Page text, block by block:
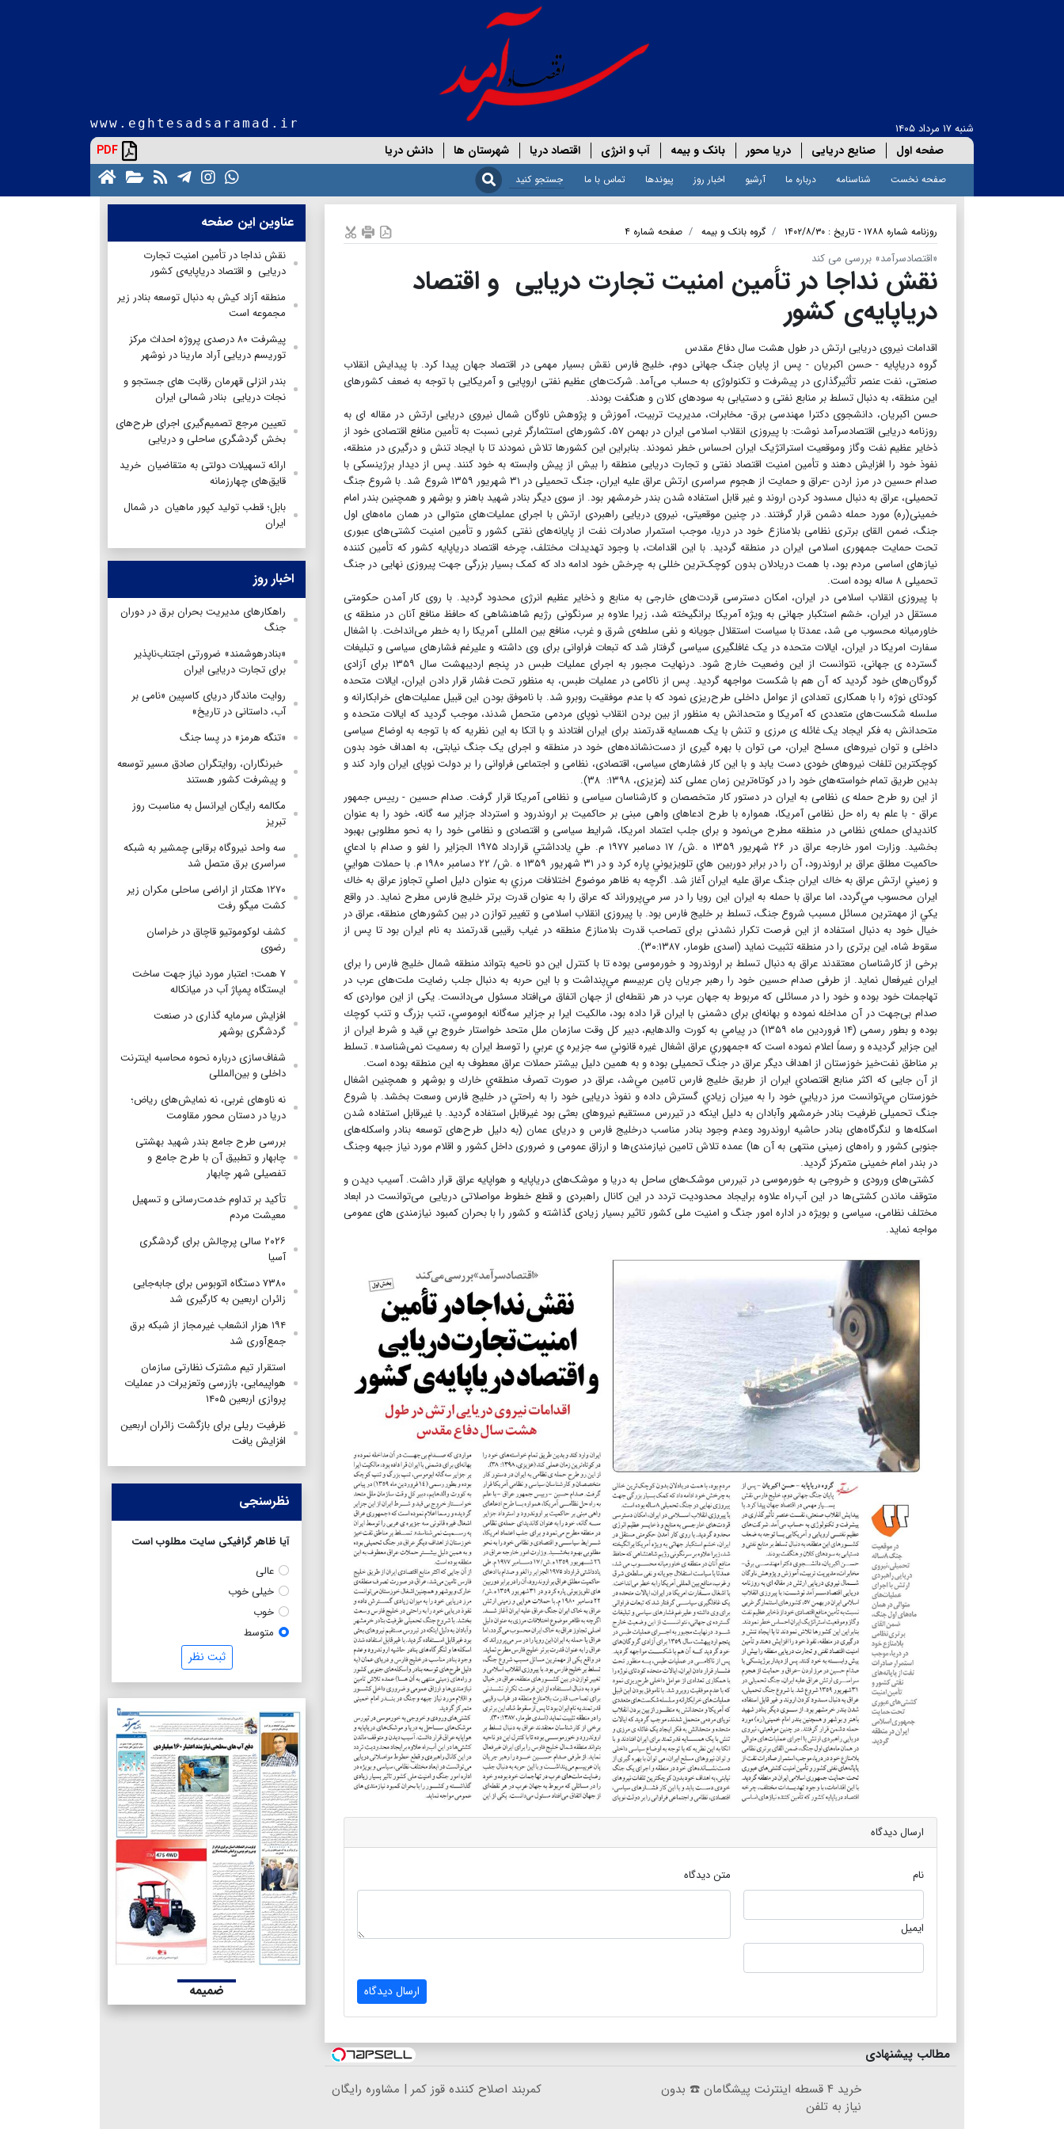
شنبه ۱۷ مرداد ۱۴۰۵ www.eghtesadsaramad.ir
صفحه اول صنایع دریایی دریا محور بانک و بیمه آب و انرژی اقتصاد دریا شهرستان ها دانش دریا PDF
صفحه نخست شناسنامه درباره ما آرشیو اخبار روز پیوندها تماس با ما
روزنامه شماره ۱۷۸۸ - تاریخ : ۱۴۰۲/۸/۳۰ گروه بانک و بیمه صفحه شماره ۴
«اقتصادسرآمد» بررسی می کند
نقش نداجا در تأمین امنیت تجارت دریایی و اقتصاد
دریاپایه‌ی کشور
اقدامات نیروی دریایی ارتش در طول هشت سال دفاع مقدس
​​​​​​​گروه دریاپایه - حسن اکبریان - پس از پایان جنگ جهانی دوم، خلیج فارس نقش بسیار مهمی در اقتصاد جهان پیدا کرد. با پیدایش انقلاب
صنعتی، نفت عنصر تأثیرگذاری در پیشرفت و تکنولوژی به حساب می‌آمد. شرکت‌های عظیم نفتی اروپایی و آمریکایی با توجه به ضعف کشورهای
این منطقه، به دنبال تسلط بر منابع نفتی و دستیابی به سودهای کلان و هنگفت بودند.
حسن اکبریان، دانشجوی دکترا مهندسی برق- مخابرات، مدیریت تربیت، آموزش و پژوهش ناوگان شمال نیروی دریایی ارتش در مقاله ای به
روزنامه دریایی اقتصادسرآمد نوشت: با پیروزی انقلاب اسلامی ایران در بهمن ۵۷، کشورهای استثمارگر غربی نسبت به تأمین منافع اقتصادی خود از
ذخایر عظیم نفت وگاز وموقعیت استراتژیک ایران احساس خطر نمودند. بنابراین این کشورها تلاش نمودند تا با ایجاد تنش و درگیری در منطقه،
نفوذ خود را افزایش دهند و تأمین امنیت اقتصاد نفتی و تجارت دریایی منطقه را بیش از پیش وابسته به خود کنند. پس از دیدار برژینسکی با
صدام حسین در مرز اردن -عراق و حمایت از هجوم سراسری ارتش عراق علیه ایران، جنگ تحمیلی در ۳۱ شهریور ۱۳۵۹ شروع شد. با شروع جنگ
تحمیلی، عراق به دنبال مسدود کردن اروند و غیر قابل استفاده شدن بندر خرمشهر بود. از سوی دیگر بنادر شهید باهنر و بوشهر و همچنین بندر امام
خمینی(ره) مورد حمله دشمن قرار گرفتند. در چنین موقعیتی، نیروی دریایی راهبردی ارتش با اجرای عملیات‌های متوالی در همان ماه‌های اول
جنگ، ضمن القای برتری نظامی بلامنازع خود در دریا، موجب استمرار صادرات نفت از پایانه‌های نفتی کشور و تأمین امنیت کشتی‌های عبوری
تحت حمایت جمهوری اسلامی ایران در منطقه گردید. با این اقدامات، با وجود تهدیدات مختلف، چرخه اقتصاد دریاپایه کشور که تأمین کننده
نیازهای اساسی مردم بود، با همت دریادلان بدون کوچک‌ترین خللی به چرخش خود ادامه داد که کمک بسیار بزرگی جهت پیروزی نهایی در جنگ
تحمیلی ۸ ساله بوده است.
با پیروزی انقلاب اسلامی در ایران، امکان دسترسی قردت‌های خارجی به منابع و ذخایر عظیم انرژی محدود گردید. با روی کار آمدن حکومتی
مستقل در ایران، خشم استکبار جهانی به ویژه آمریکا برانگیخته شد، زیرا علاوه بر سرنگونی رژیم شاهنشاهی که حافظ منافع آنان در منطقه ی
خاورمیانه محسوب می شد، عمدتا با سیاست استقلال جویانه و نفی سلطه‌ی شرق و غرب، منافع بین المللی آمریکا را به خطر می‌انداخت. با اشغال
سفارت امریکا در ایران، ایالات متحده در یک غافلگیری سیاسی گرفتار شد که تبعات فراوانی برای وی داشته و علیرغم فشارهای سیاسی و تبلیغات
گسترده ی جهانی، نتوانست از این وضعیت خارج شود. درنهایت مجبور به اجرای عملیات طبس در پنجم اردیبهشت سال ۱۳۵۹ برای آزادی
گروگان‌های خود گردید که آن هم با شکست مواجهه گردید. پس از ناکامی در عملیات طبس، به منظور تحت فشار قرار دادن ایران، ایالات متحده
کودتای نوژه را با همکاری تعدادی از عوامل داخلی طرح‌ریزی نمود که با عدم موفقیت روبرو شد. با ناموفق بودن این قبیل عملیات‌های خرابکارانه و
سلسله شکست‌های متعددی که آمریکا و متحدانش به منظور از بین بردن انقلاب نوپای مردمی متحمل شدند، موجب گردید که ایالات متحده و
متحدانش به فکر ایجاد یک غائله ی مرزی و تنش با یک همسایه قدرتمند برای ایران افتادند و با اتکا به این نظریه که با توجه به اوضاع سیاسی
داخلی و توان نیروهای مسلح ایران، می توان با بهره گیری از دست‌نشانده‌های خود در منطقه و اجرای یک جنگ نیابتی، به اهداف خود بدون
کوچکترین تلفات نیروهای خودی دست یابد و با این کار فشارهای سیاسی، اقتصادی، نظامی و اجتماعی فراوانی را بر دولت نوپای ایران وارد کند و
بدین طریق تمام خواسته‌های خود را در کوتاه‌ترین زمان عملی کند (عزیزی، ۱۳۹۸: ۳۸).
از این رو طرح حمله ی نظامی به ایران در دستور کار متخصصان و کارشناسان سیاسی و نظامی آمریکا قرار گرفت. صدام حسین - رییس جمهور
عراق - با علم به راه حل نظامی آمریکا، همواره با طرح ادعاهای واهی مبنی بر حاکمیت بر اروندرود و استرداد جزایر سه گانه، خود را به عنوان
کاندیدای حمله‌ی نظامی در منطقه مطرح می‌نمود و برای جلب اعتماد امریکا، شرایط سیاسی و اقتصادی و نظامی خود را به نحو مطلوبی بهبود
بخشید. وزارت امور خارجه عراق در ۲۶ شهريور ۱۳۵۹ ه .ش/ ۱۷ دسامبر ۱۹۷۷ م. طي يادداشتي قرارداد ۱۹۷۵ الجزاير را لغو و صدام با ادعاي
حاكميت مطلق عراق بر اروندرود، آن را در برابر دوربين هاي تلويزيوني پاره كرد و در ۳۱ شهريور ۱۳۵۹ ه .ش/ ۲۲ دسامبر ۱۹۸۰ م. با حملات هوايي
و زميني ارتش عراق به خاك ايران جنگ عراق عليه ايران آغاز شد. اگرچه به ظاهر موضوع اختلافات مرزي به عنوان دليل اصلي تجاوز عراق به خاك
ايران محسوب مي‌گردد، اما عراق با حمله به ايران اين رويا را در سر مي‌پروراند كه عراق را به عنوان قدرت برتر خليج فارس مطرح نمايد. در واقع
يكي از مهمترین مسائل مسبب شروع جنگ، تسلط بر خليج فارس بود. با پیروزی انقلاب اسلامی و تغییر توازن در بین کشورهای منطقه، عراق در
خیال خود به دنبال استفاده از این فرصت تکرار نشدنی برای تصاحب قدرت بلامنازع منطقه در غیاب رقیبی قدرتمند به نام ایران بود تا پس از
سقوط شاه، این برتری را در منطقه تثبیت نماید (اسدی طومار، ۳۰:۱۳۸۷).
برخی از کارشناسان معتقدند عراق به دنبال تسلط بر اروندرود و خورموسی بوده تا با کنترل این دو ناحیه بتواند منطقه شمال خلیج فارس را برای
ایران غیرفعال نماید. از طرفی صدام حسين خود را رهبر جریان پان عربيسم مي‌پنداشت و با این حربه به دنبال جلب رضایت ملت‌های عرب در
تهاجمات خود بوده و خود را در مسائلی که مربوط به جهان عرب در هر نقطه‌ای از جهان اتفاق می‌افتاد مسئول می‌دانست. یکی از این مواردی که
صدام بی‌جهت در آن مداخله نموده و بهانه‌ای برای دشمنی با ایران قرا داده بود، مالكيت ایرا بر جزاير سه‌گانه ابوموسي، تنب بزرگ و تنب كوچك
بوده و بطور رسمی (۱۴ فروردين ماه ۱۳۵۹) در پيامي به كورت والدهايم، دبير كل وقت سازمان ملل متحد خواستار خروج بي قيد و شرط ايران از
اين جزاير گردیده و رسماً اعلام نموده است که «جمهوري عراق اشغال غيره قانوني سه جزيره ي عربي را توسط ايران به رسمیت نمی‌شناسد». تسلط
بر مناطق نفت‌خيز خوزستان از اهداف دیگر عراق در جنگ تحمیلی بوده و به همین دلیل بیشتر حملات عراق معطوف به این منطقه بوده است.
از آن جایی که اکثر منابع اقتصادي ايران از طريق خليج فارس تامين مي‌شد، عراق در صورت تصرف منطقه‌ي خارك و بوشهر و همچنین اشغال
خوزستان مي‌توانست مرز دريايي خود را به ميزان زيادي گسترش داده و نفوذ دریایی خود را به راحتي در خليج فارس وسعت بخشد. با شروع
جنگ تحمیلی ظرفیت بنادر خرمشهر وآبادان به دلیل اینکه در تیررس مستقیم نیروهای بعثی بود غیرقابل استفاده گردید. با غیرقابل استفاده شدن
اسکله‌ها و لنگرگاه‌های بنادر حاشیه اروندرود وعدم وجود بنادر مناسب درخلیج فارس و دریای عمان (به دلیل طرح‌های توسعه بنادر واسکله‌های
جنوبی کشور و راه‌های زمینی منتهی به آن ها) عمده تلاش تامین نیازمندی‌ها و ارزاق عمومی و ضروری داخل کشور و اقلام مورد نیاز جبهه وجنگ
در بندر امام خمینی متمرکز گردید.
کشتی‌های ورودی و خروجی به خورموسی در تیررس موشک‌های ساحل به دریا و موشک‌های دریاپایه و هواپایه عراق قرار داشت. آسیب دیدن و
متوقف ماندن کشتی‌ها در این آب‌راه علاوه برایجاد محدودیت تردد در این کانال راهبردی و قطع خطوط مواصلاتی دریایی می‌توانست در ابعاد
مختلف نظامی، سیاسی و بویژه در اداره امور جنگ و امنیت ملی کشور تاثیر بسیار زیادی گذاشته و کشور را با بحران کمبود نیازمندی های عمومی
مواجه نماید.
ارسال دیدگاه
نام
ایمیل
متن دیدگاه
ارسال دیدگاه
مطالب پیشنهادی
خرید ۴ قسطه اینترنت پیشگامان ☎️ بدون
نیاز به تلفن
کمربند اصلاح کننده قوز کمر | مشاوره رایگان
عناوین این صفحه
نقش نداجا در تأمین امنیت تجارت
دریایی و اقتصاد دریاپایه‌ی کشور
منطقه آزاد کیش به دنبال توسعه بنادر زیر
مجموعه است
پیشرفت ۸۰ درصدی پروژه احداث مرکز
توریسم دریایی آراد مارینا در نوشهر
بندر انزلی قهرمان رقابت های جستجو و
نجات دریایی بنادر شمالی ایران
تعیین مرجع تصمیم‌گیری اجرای طرح‌های
بخش گردشگری ساحلی و دریایی
ارائه تسهیلات دولتی به متقاضیان خرید
قایق‌های چهارزمانه
بابل؛ قطب تولید کپور ماهیان در شمال
ایران
اخبار روز
راهکارهای مدیریت بحران برق در دوران
جنگ
«بنادرهوشمند» ضرورتی اجتناب‌ناپذیر
برای تجارت دریایی ایران
روایت ماندگار دریای کاسپین «نامی بر
آب، داستانی در تاریخ»
«تنگه هرمز» در پسا جنگ
‌ خبرنگاران، روایتگران صادق مسیر توسعه
و پیشرفت کشور هستند
مکالمه رایگان ایرانسل به مناسبت روز
تبریز
سه واحد نیروگاه برقابی چمشیر به شبکه
سراسری برق متصل شد
۱۲۷۰ هکتار از اراضی ساحلی مکران زیر
کشت میگو رفت
کشف لوکوموتیو قاچاق در خراسان
رضوی
۷ همت؛ اعتبار مورد نیاز جهت ساخت
ایستگاه پمپاژ آب در میانکاله
افزایش سرمایه گذاری در صنعت
گردشگری بوشهر
شفاف‌سازی درباره نحوه محاسبه اینترنت
داخلی و بین‌المللی
نه ناوهای غربی، نه نمایش‌های ریاض؛
دریا در دستان محور مقاومت
بررسی طرح جامع بندر شهید بهشتی
چابهار و تطبیق آن با طرح جامع و
تفصیلی شهر چابهار
تأکید بر تداوم خدمت‌رسانی و تسهیل
معیشت مردم
۲۰۲۶ سالی پرچالش برای گردشگری
آسیا
۷۳۸۰ دستگاه اتوبوس برای جابه‌جایی
زائران اربعین به‌ کارگیری شد
۱۹۴ هزار انشعاب غیرمجاز از شبکه برق
جمع‌آوری شد
استقرار تیم مشترک نظارتی سازمان
هواپیمایی، بازرسی وتعزیرات در عملیات
پروازی اربعین ۱۴۰۵
ظرفیت ریلی برای بازگشت زائران اربعین
افزایش یافت
نظرسنجی
آیا ظاهر گرافیکی سایت مطلوب است
عالی
خیلی خوب
خوب
متوسط
ثبت نظر
ضمیمه